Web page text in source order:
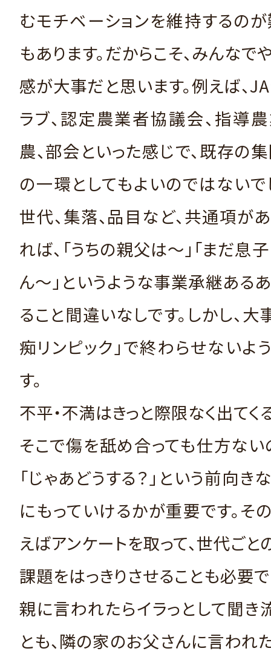
むモチベーションを維持するの
もあります。だからこそ、みんなで
感が大事だと思います。例えば、
ラブ、認定農業者協議会、指導
農、部会といった感じで、既存の
の一環としてもよいのではないで
世代、集落、品目など、共通項が
れば、「うちの親父は～」「まだ息
ん～」というような事業承継ある
ること間違いなしです。しかし、大
痴リンピック」で終わらせないよ
す。
不平・不満はきっと際限なく出てく
そこで傷を舐め合っても仕方ない
「じゃあどうする？」という前向き
にもっていけるかが重要です。そ
えばアンケートを取って、世代ごと
課題をはっきりさせることも必要で
親に言われたらイラっとして聞き
とも、隣の家のお父さんに言われ